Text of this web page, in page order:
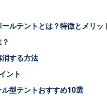
ルテントとは？特徴とメリッ
する方法
ント
型テントおすすめ10選